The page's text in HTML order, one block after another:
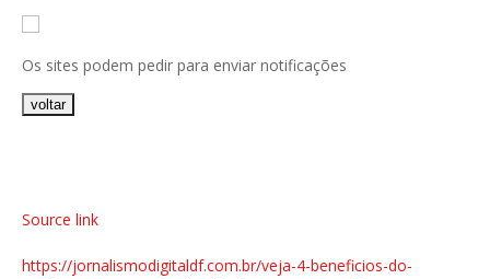
Os sites podem pedir para enviar notificações
voltar
Source link
https://jornalismodigitaldf.com.br/veja-4-beneficios-do-